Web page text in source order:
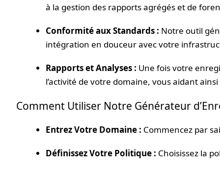
à la gestion des rapports agrégés et de
Conformité aux Standards : Notre outil
intégration en douceur avec votre
Rapports et Analyses : Une fois votre
l’activité de votre domaine, vous aidant
Comment Utiliser Notre Générateur
Entrez Votre Domaine : Commencez par
Définissez Votre Politique : Choisissez la